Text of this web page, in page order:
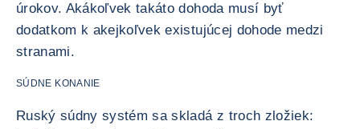
úrokov. Akákoľvek takáto dohoda musí byť
dodatkom k akejkoľvek existujúcej dohode medzi
stranami.
SÚDNE KONANIE
Ruský súdny systém sa skladá z troch zložiek: